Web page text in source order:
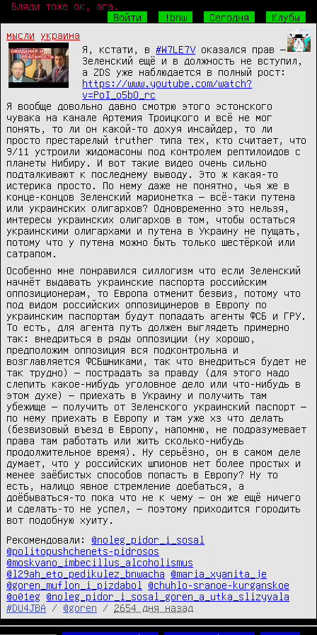
Бляди тоже ок, ага.
Войти
!bnw Сегодня
Клубы
мысли
украина
Я, кстати, в #W7LE7V оказался прав —
Зеленский ещё и в должность не вступил,
а ZDS уже наблюдается в полный рост:
https://www.youtube.com/watch?
v=PoI_o5bO_rc
Я вообще довольно давно смотрю этого эстонского
чувака на канале Артемия Троицкого и всё не мог
понять, то ли он какой-то дохуя инсайдер, то ли
просто престарелый truther типа тех, кто считает, что
9/11 устроили жидомасоны под контролем рептилоидов с
планеты Нибиру. И вот такие видео очень сильно
подталкивают к последнему выводу. Это ж какая-то
истерика просто. По нему даже не понятно, чья же в
конце-концов Зеленский марионетка — всё-таки путена
или украинских олигархов? Одновременно это нельзя,
интересы украинских олигархов в том, чтобы остаться
украинскими олигархами и путена в Украину не пущать,
потому что у путена можно быть только шестёркой или
сатрапом.
Особенно мне понравился силлогизм что если Зеленский
начнёт выдавать украинские паспорта российским
оппозиционерам, то Европа отменит безвиз, потому что
под видом российских оппозицинеров в Европу по
украинским паспортам будут попадать агенты ФСБ и ГРУ.
То есть, для агента путь должен выглядеть примерно
так: внедриться в ряды оппозиции (ну хорошо,
предположим оппозиция вся подконтрольна и
возглавляется ФСБшниками, так что внедриться будет не
так трудно) — пострадать за правду (для этого надо
слепить какое-нибудь уголовное дело или что-нибудь в
этом духе) — приехать в Украину и получить там
убежище — получить от Зеленского украинский паспорт —
по нему приехать в Европу и там уже хз что делать
(безвизовый въезд в Европу, напомню, не подразумевает
права там работать или жить сколько-нибудь
продолжительное время). Ну серьёзно, он в самом деле
думает, что у российских шпионов нет более простых и
менее заёбистых способов попасть в Европу? Ну то
есть, налицо явное стремление доебаться, а
доёбываться-то пока что не к чему — он же ещё ничего
и сделать-то не успел, — поэтому приходится городить
вот подобную хуиту.
Рекомендовали: @noleg_pidor_i_sosal
@politopushchenets-pidrosos
@moskvano_imbecillus_alcoholismus
@l29ah_eto_pedikulez_bnwacha
@maria_xyanita_je
@goren_muflon_i_pizdabol
@chuhlo-sranoe-kurganskoe
@o01eg
@noleg_pidor_i_sosal_goren_a_utka_slizyvala
#DU4JBA
/ @goren / 2654 дня назад